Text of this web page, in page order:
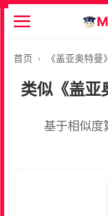
首页 › 《盖亚奥特曼》
类似《盖亚
基于相似度